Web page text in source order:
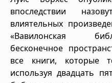
впоследствии
влиятельных
«Вавилонская
бесконечное
все книги, которые
используя двадцать